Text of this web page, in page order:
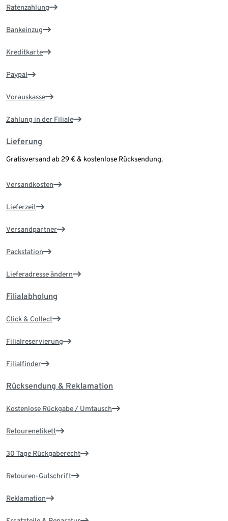
Ratenzahlung
Bankeinzug
Kreditkarte
Paypal
Vorauskasse
Zahlung in der Filiale
Lieferung
Gratisversand ab 29 € & kostenlose Rücksendung.
Versandkosten
Lieferzeit
Versandpartner
Packstation
Lieferadresse ändern
Filialabholung
Click & Collect
Filialreservierung
Filialfinder
Rücksendung & Reklamation
Kostenlose Rückgabe / Umtausch
Retourenetikett
30 Tage Rückgaberecht
Retouren-Gutschrift
Reklamation